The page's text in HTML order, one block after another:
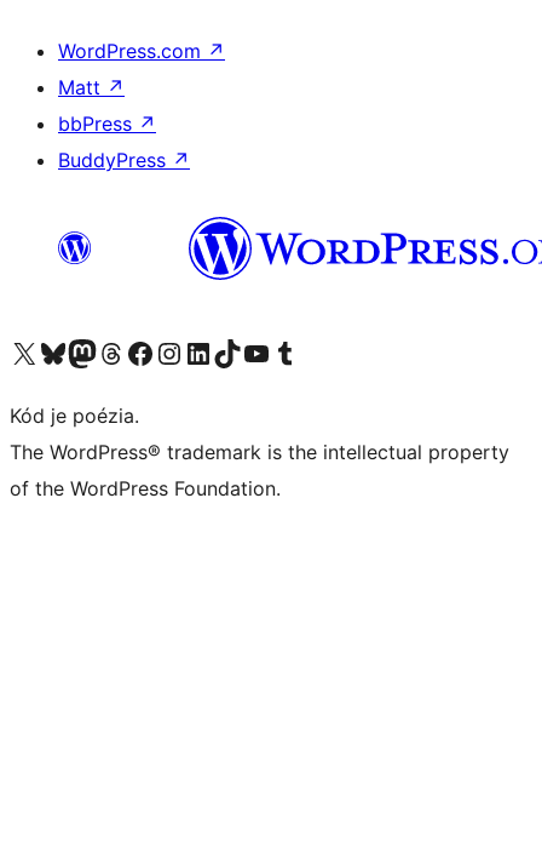
WordPress.com ↗
Matt ↗
bbPress ↗
BuddyPress ↗
Navštívte náš účet na X (predtým Twitter)
Navštívte náš účet na platforme Bluesky
Navštívte náš účet na Mastodone
Navštívte náš účet na platforme Threads
Navštívte našu stránku na Facebooku
Navštívte náš účet Instagram
Navštívte náš účet LinkedIn
Navštívte náš účet na platforme TikTok
Navštívte náš kanál YouTube
Navštívte náš účet na platforme Tumblr
Kód je poézia.
The WordPress® trademark is the intellectual property
of the WordPress Foundation.